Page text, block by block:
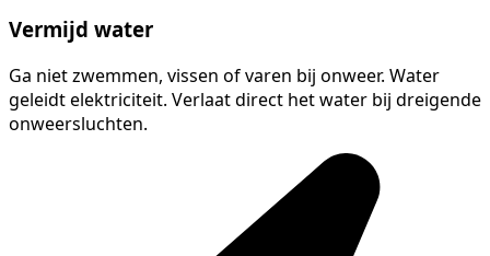
Vermijd water
Ga niet zwemmen, vissen of varen bij onweer. Water
geleidt elektriciteit. Verlaat direct het water bij dreigende
onweersluchten.